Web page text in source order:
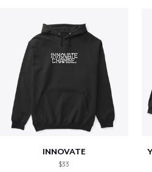
INNOVATE
$33